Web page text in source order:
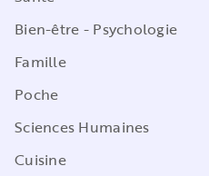
Bien-être - Psychologie
Famille
Poche
Sciences Humaines
Cuisine